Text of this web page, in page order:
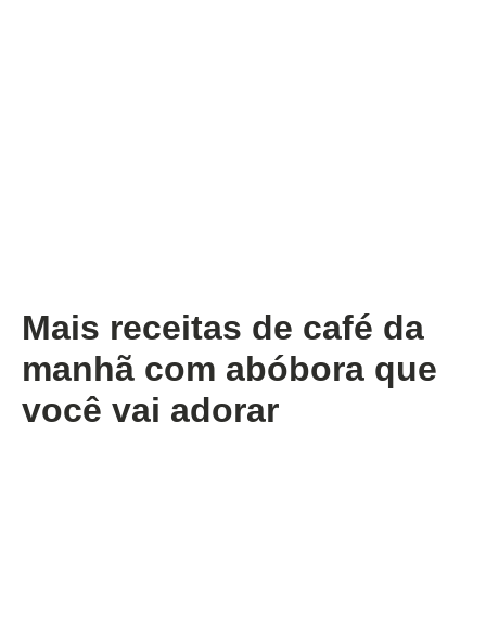
Mais receitas de café da
manhã com abóbora que
você vai adorar